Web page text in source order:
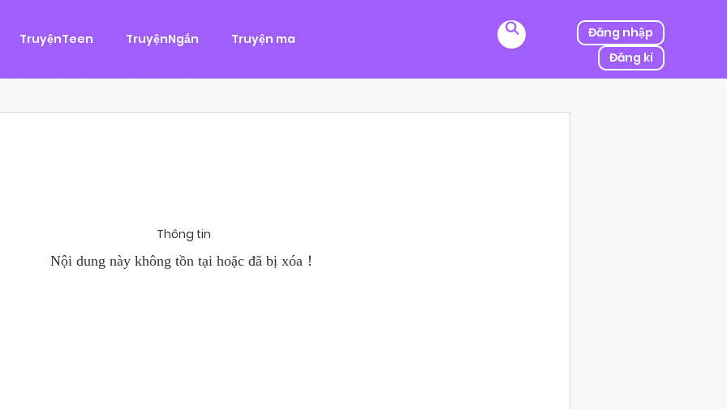
TruyệnTeen TruyệnNgắn Truyện ma
Đăng nhập
Đăng kí
Tình Cảm
Hùng, một tên cướp biển chân chính. Cho đến một ngày, cô bị kẻ thù của ba mình bắt cóc, người được mệnh danh
Chánh Uy săn lùng ba của Nhã Thụy và...
Thông tin
Nội dung này không tồn tại hoặc đã bị xóa！